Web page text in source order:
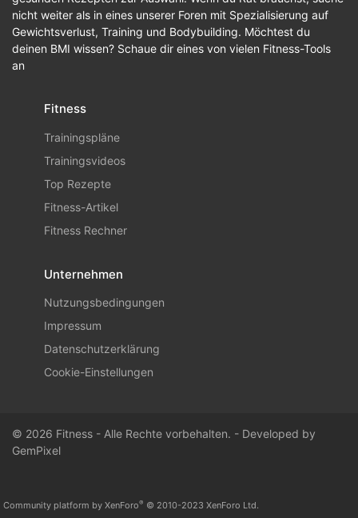
nicht weiter als in eines unserer Foren mit Spezialisierung auf
Gewichtsverlust, Training und Bodybuilding. Möchtest du
deinen BMI wissen? Schaue dir eines von vielen Fitness-Tools
an
Fitness
Trainingspläne
Trainingsvideos
Top Rezepte
Fitness-Artikel
Fitness Rechner
Unternehmen
Nutzungsbedingungen
Impressum
Datenschutzerklärung
Cookie-Einstellungen
© 2026 Fitness - Alle Rechte vorbehalten. - Developed by
GemPixel
Community platform by XenForo® © 2010-2023 XenForo Ltd.